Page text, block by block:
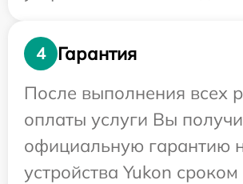
4
Гарантия
После выполнения всех
оплаты услуги Вы
официальную гарантию
устройства Yukon сроком